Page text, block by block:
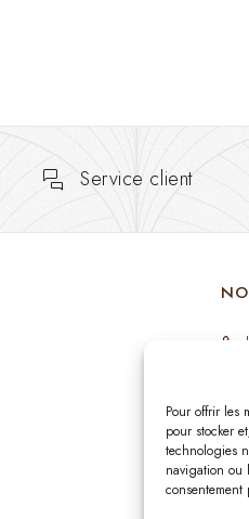
Pour offrir les
pour stocker
technologies
navigation ou
Service client